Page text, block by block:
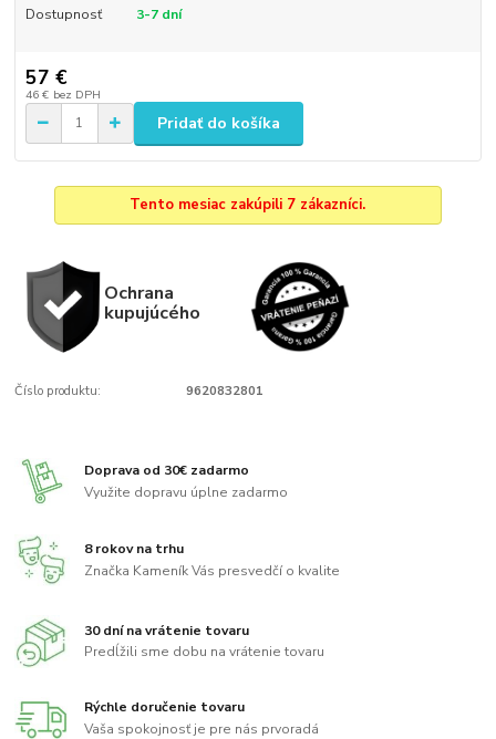
Dostupnosť 3-7 dní
57 €
46 € bez DPH
Pridať do košíka
Tento mesiac zakúpili 7 zákazníci.
Ochrana
kupujúcého
Číslo produktu: 9620832801
Doprava od 30€ zadarmo
Využite dopravu úplne zadarmo
8 rokov na trhu
Značka Kameník Vás presvedčí o kvalite
30 dní na vrátenie tovaru
Predĺžili sme dobu na vrátenie tovaru
Rýchle doručenie tovaru
Vaša spokojnosť je pre nás prvoradá